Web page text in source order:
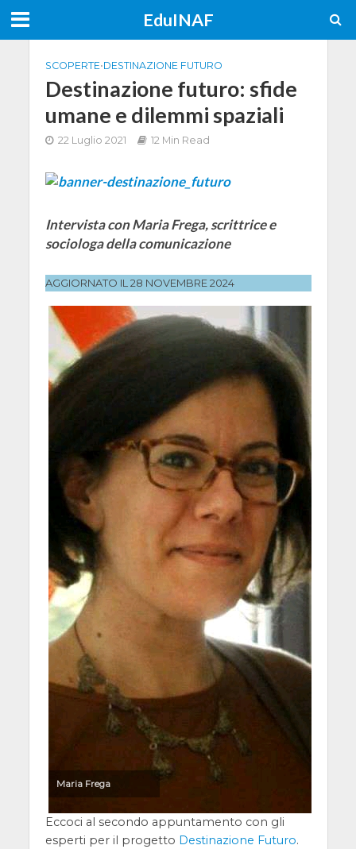
EduINAF
SCOPERTE•DESTINAZIONE FUTURO
Destinazione futuro: sfide
umane e dilemmi spaziali
22 Luglio 2021 12 Min Read
Intervista con Maria Frega, scrittrice e
sociologa della comunicazione
AGGIORNATO IL 28 NOVEMBRE 2024
Maria Frega
Eccoci al secondo appuntamento con gli
esperti per il progetto Destinazione Futuro.